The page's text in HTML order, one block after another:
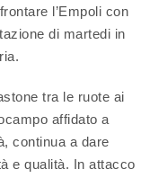
l’Empoli con
di martedi in
tra le ruote ai
affidato a
continua a dare
e qualità. In attacco